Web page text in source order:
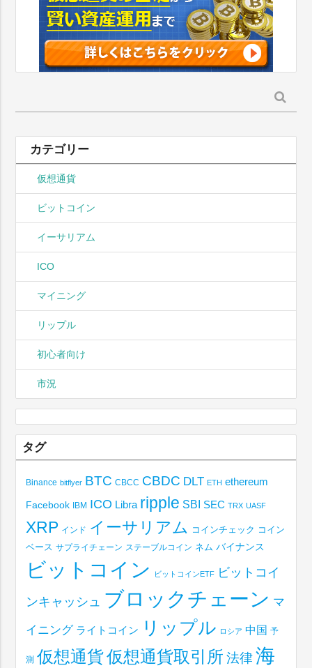
索:
カテゴリー
仮想通貨
ビットコイン
イーサリアム
ICO
マイニング
リップル
初心者向け
市況
タグ
Binance bitflyer BTC CBCC CBDC DLT ETH ethereum
Facebook IBM ICO Libra ripple SBI SEC TRX UASF
XRP インド イーサリアム コインチェック コイン
ベース サプライチェーン ステーブルコイン ネム バイナンス
ビットコイン ビットコインETF ビットコイ
ンキャッシュ ブロックチェーン マ
イニング ライトコイン リップル ロシア 中国 予
測 仮想通貨仮想通貨取引所 法律 海